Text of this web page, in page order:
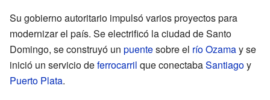
Su gobierno autoritario impulsó varios proyectos para
modernizar el país. Se electrificó la ciudad de Santo
Domingo, se construyó un puentesobre el río Ozamay se
inició un servicio deferrocarril que conectabaSantiagoy
Puerto Plata.